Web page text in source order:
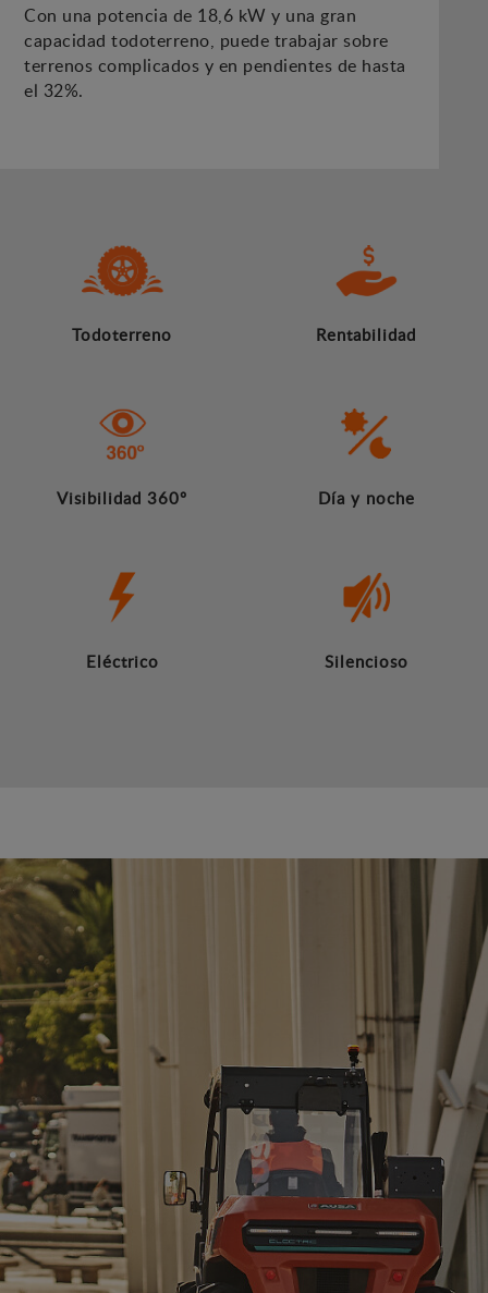
Con una potencia de 18,6 kW y una gran
capacidad todoterreno, puede trabajar sobre
terrenos complicados y en pendientes de hasta
el 32%.
Todoterreno Rentabilidad
Visibilidad 360º Día y noche
Eléctrico Silencioso